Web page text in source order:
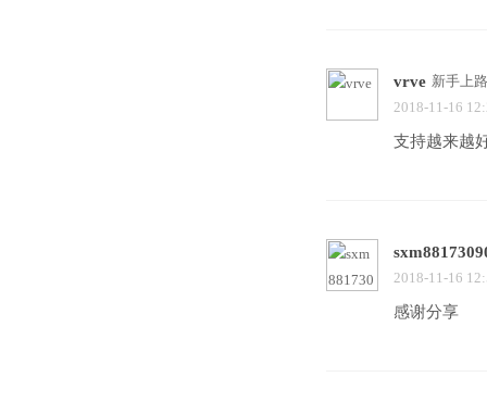
vrve 新手上路
2018-11-16
支持越来越
2018-11-16
感谢分享